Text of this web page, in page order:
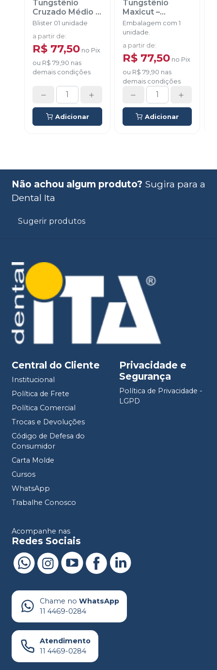
Tungstênio
Cruzado Médio -
AMERICAN
Blister 01 unidade
a partir de:
R$ 77,50 no Pix
ou R$ 79,90 nas
demais condições
Adicionar
Tungstênio
Maxicut –
Cruzado Médio
AMERICAN
Embalagem com 1
unidade.
a partir de:
R$ 77,50 no Pix
ou R$ 79,90 nas
demais condições
Adicionar
Não achou algum produto? Sugira para a
Dental Ita
Sugerir produtos
Central do Cliente
Institucional
Política de Frete
Política Comercial
Trocas e Devoluções
Código de Defesa do
Consumidor
Carta Molde
Cursos
WhatsApp
Trabalhe Conosco
Privacidade e
Segurança
Política de Privacidade -
LGPD
Acompanhe nas
Redes Sociais
Chame no WhatsApp
11 4469-0284
Atendimento
11 4469-0284